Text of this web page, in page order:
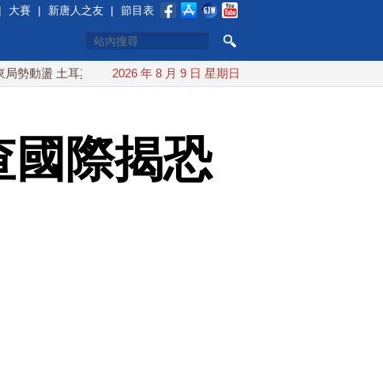
| 大賽 | 新唐人之友 | 節目表
土耳其沙特巴基斯坦誓共同防禦 漢光實兵濱海緊急出港打擊 賴
2026 年 8 月 9 日 星期日
國際揭恐